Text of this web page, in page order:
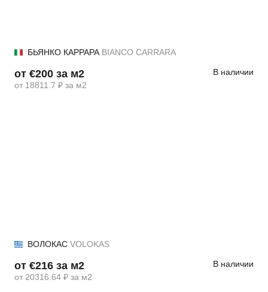
БЬЯНКО КАРРАРА BIANCO CARRARA
от €200 за м2
от 18811.7 ₽ за м2
В наличии
ВОЛОКАС VOLOKAS
от €216 за м2
от 20316.64 ₽ за м2
В наличии